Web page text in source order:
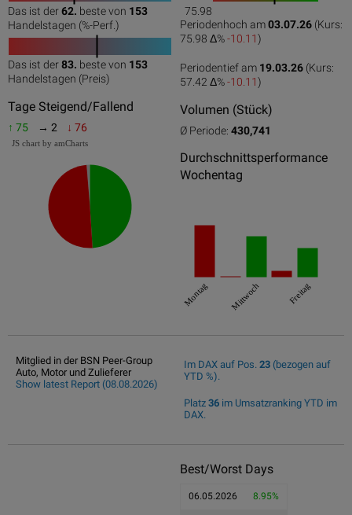
0 50
Das ist der62. beste von 153
Handelstagen (%-Perf.)
0 50
Das ist der83. beste von 153
Handelstagen (Preis)
Tage Steigend/Fallend
↑ 75 → 2 ↓ 76
JS chart by amCharts
0 100
75.98
Periodenhoch am03.07.26 (Kurs:
75.98 Δ%-10.11)
Periodentief am 19.03.26 (Kurs:
57.42 Δ%-10.11)
Volumen (Stück)
Ø Periode: 430,741
Durchschnittsperformance
Wochentag
Montag Mittwoch Freitag
Mitglied in der BSN Peer-Group
Auto, Motor und Zulieferer
Show latest Report (08.08.2026)
Im DAX auf Pos. 23 (bezogen auf
YTD %).
Platz 36 im Umsatzranking YTD im
DAX.
Best/Worst Days
06.05.2026 8.95%